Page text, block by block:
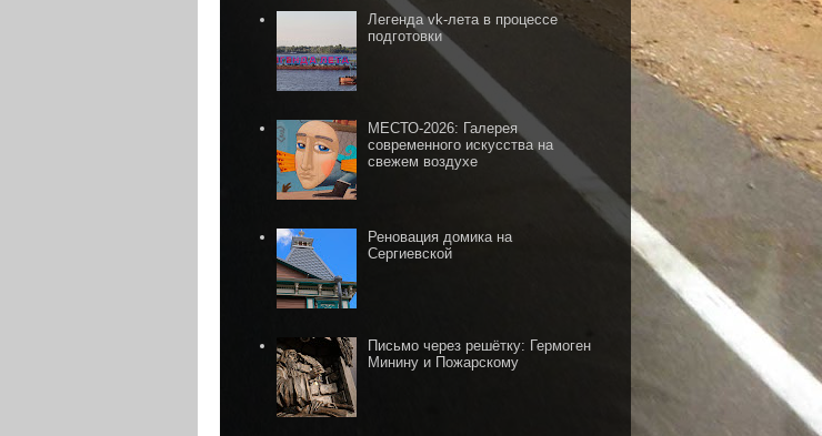
Легенда vk-лета в процессе
подготовки
МЕСТО-2026: Галерея
современного искусства на
свежем воздухе
Реновация домика на
Сергиевской
Письмо через решётку: Гермоген
Минину и Пожарскому